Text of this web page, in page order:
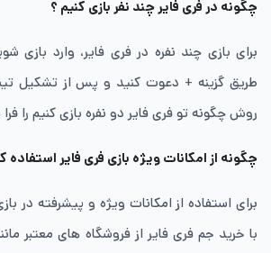
چگونه در فری فایر چند نفر بازی کنیم ؟
برای بازی چند نفره در فری فایر، وارد بازی
طریق گزینه + دعوت کنید و پس از تشکیل تیم،
روش چگونه تو فری فایر دو نفره بازی کنیم را فرا
چگونه از امکانات ویژه بازی فری فایر استفاده
برای استفاده از امکانات ویژه و پیشرفته در
با خرید جم فری فایر از فروشگاه های معتبر